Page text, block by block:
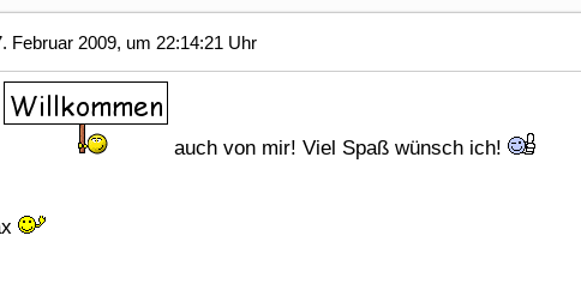
Februar 2009, um 22:14:21 Uhr
auch von mir! Viel Spaß wünsch ich!